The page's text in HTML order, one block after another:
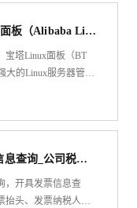
宝塔Linux面板（Alibaba Linux3操作系统/LAMP/LNMP/Java/Node/服务器管理/BT Panel）
宝塔Linux面板（BT
大的Linux服务器管理
署：
Linux
Ubuntu。专注于服务
运维安全领域，超
企业开票信息查询_公司税号查询_发票抬头查询
，开具发票信息查
抬头、发票纳税人识